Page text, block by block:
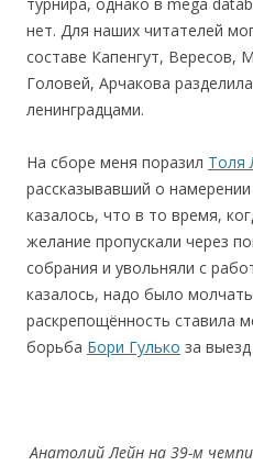
нет. Для наших читателей
составе Капенгут, Вересов,
Головей, Арчакова
ленинградцами.
На сборе меня поразил Толя
рассказывавший о
казалось, что в то время,
желание пропускали через
собрания и увольняли с
казалось, надо было
раскрепощённость ставила
борьба Бори Гулько за
Анатолий Лейн на 39-м